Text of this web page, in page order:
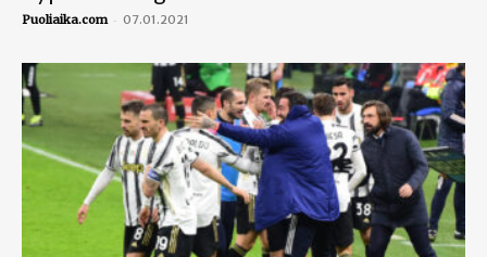
Puoliaika.com - 07.01.2021